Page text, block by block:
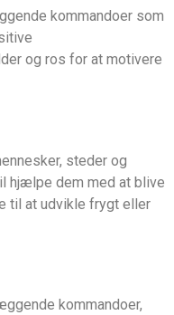
kommandoer som
og ros for at motivere
steder og
hjælpe dem med at blive
til at udvikle frygt eller
kommandoer,